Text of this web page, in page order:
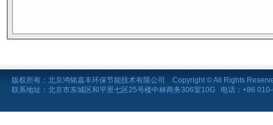
版权所有：北京鸿铭嘉丰环保节能技术有限公司 Copyright © All Rights
联系地址：北京市东城区和平里七区25号楼中林商务306室10G 电话：+86